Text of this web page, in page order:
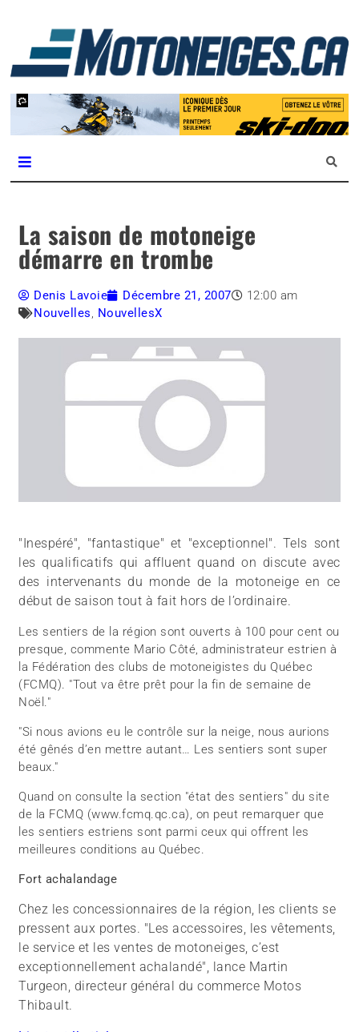
Magazine Motoneiges.ca
La saison de motoneige
démarre en trombe
Denis Lavoie Décembre 21, 2007
12:00 am
Nouvelles, NouvellesX
"Inespéré", "fantastique" et "exceptionnel". Tels sont
les qualificatifs qui affluent quand on discute avec
des intervenants du monde de la motoneige en ce
début de saison tout à fait hors de l’ordinaire.
Les sentiers de la région sont ouverts à 100 pour cent ou
presque, commente Mario Côté, administrateur estrien à
la Fédération des clubs de motoneigistes du Québec
(FCMQ). "Tout va être prêt pour la fin de semaine de
Noël."
"Si nous avions eu le contrôle sur la neige, nous aurions
été gênés d’en mettre autant… Les sentiers sont super
beaux."
Quand on consulte la section "état des sentiers" du site
de la FCMQ (www.fcmq.qc.ca), on peut remarquer que
les sentiers estriens sont parmi ceux qui offrent les
meilleures conditions au Québec.
Fort achalandage
Chez les concessionnaires de la région, les clients se
pressent aux portes. "Les accessoires, les vêtements,
le service et les ventes de motoneiges, c’est
exceptionnellement achalandé", lance Martin
Turgeon, directeur général du commerce Motos
Thibault.